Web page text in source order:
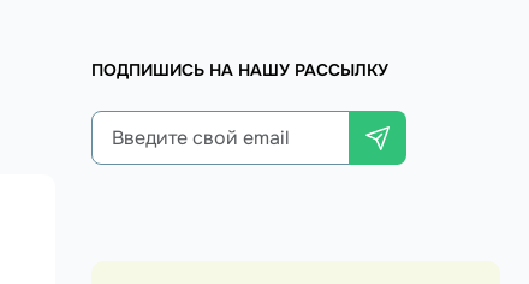
ПОДПИШИСЬ НА НАШУ РАССЫЛКУ